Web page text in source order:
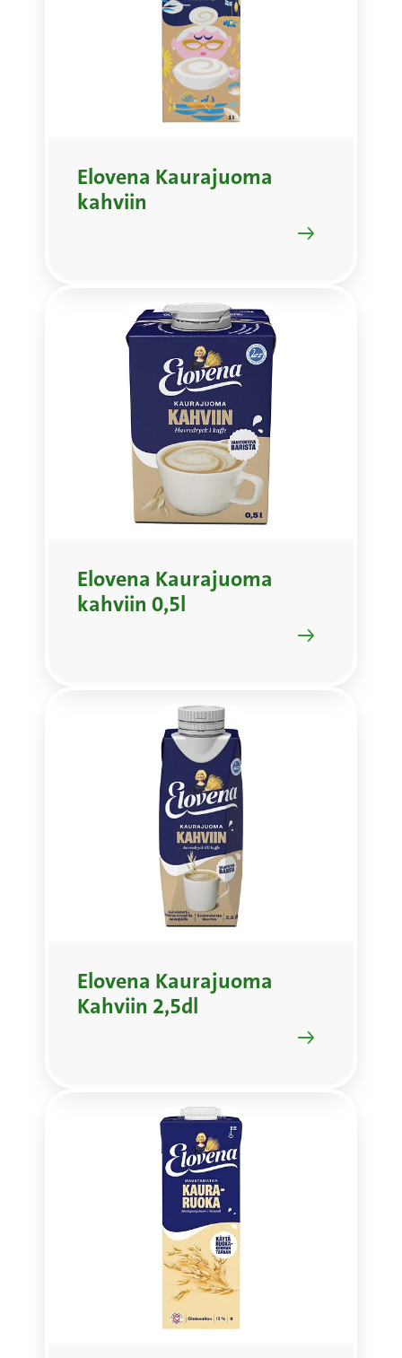
Elovena Kaurajuoma
kahviin
Elovena Kaurajuoma
kahviin 0,5l
Elovena Kaurajuoma
Kahviin 2,5dl